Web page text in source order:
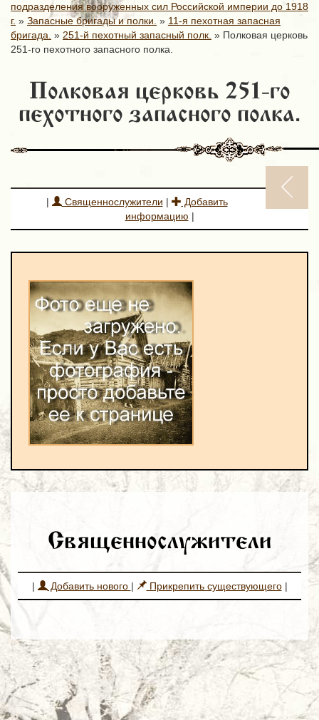
подразделения вооруженных сил Российской империи до 1918
г. » Запасные бригады и полки. » 11-я пехотная запасная
бригада. » 251-й пехотный запасный полк. » Полковая церковь
251-го пехотного запасного полка.
Полковая церковь 251-го
пехотного запасного полка.
| Священнослужители |
Добавить
информацию |
Священнослужители
| Добавить нового | Прикрепить существующего|